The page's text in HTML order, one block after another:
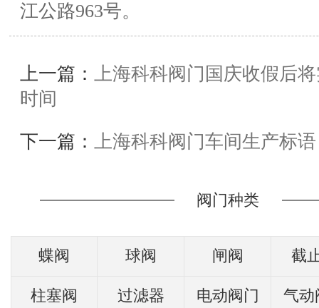
江公路963号。
上一篇： 上海科科阀门国庆收假后
时间
下一篇： 上海科科阀门车间生产标语
阀门种类
蝶阀 球阀 闸阀 截
柱塞阀 过滤器 电动阀门 气动